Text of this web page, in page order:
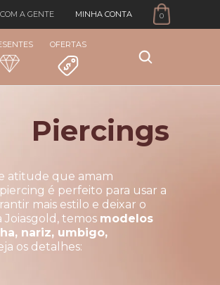
A GENTE MINHA CONTA 0
OFERTAS
Piercings
atitude que amam
é perfeito para usar a
mais estilo e deixar o
temos modelos
nariz, umbigo,
os detalhes: